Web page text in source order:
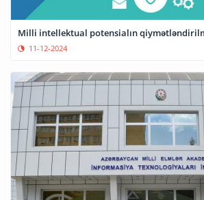
Milli intellektual potensialın
11-12-2024